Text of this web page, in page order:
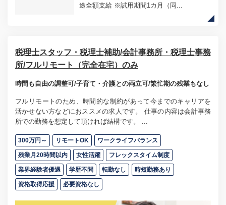
途全額支給 ※試用期間1カ月（同...
税理士スタッフ・税理士補助/会計事務所・税理士事務
所/フルリモート（完全在宅）のみ
時間も自由の調整可/子育て・介護との両立可/繁忙期の残業もなし
フルリモートのため、時間的な制約があって今までのキャリアを
活かせない方などにおススメの求人です。 仕事の内容は会計事務
所での勤務を想定して頂ければ結構です。 ...
300万円～ リモートOK ワークライフバランス
残業月20時間以内 女性活躍 フレックスタイム制度
業界経験者優遇 学歴不問 転勤なし 時短勤務あり
資格取得応援 必要資格なし